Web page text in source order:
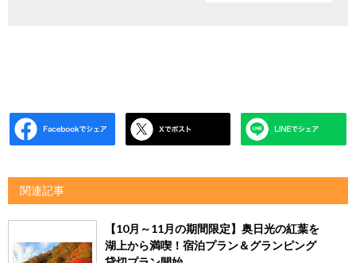
関連記事
【10月～11月の期間限定】奥日光の紅葉を
湖上から満喫！宿泊プラン＆グランピング